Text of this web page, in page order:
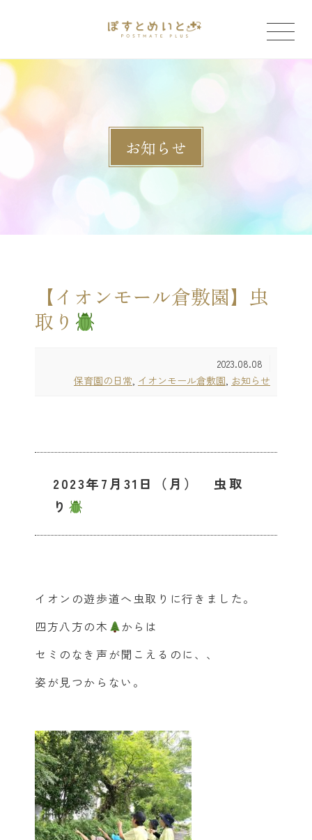
お知らせ
【イオンモール倉敷園】虫
取り
2023.08.08
保育園の日常, イオンモール倉敷園, お知らせ
2023年7月31日（月） 虫取
り
イオンの遊歩道へ虫取りに行きました。
四方八方の木
からは
セミのなき声が聞こえるのに、、
姿が見つからない。